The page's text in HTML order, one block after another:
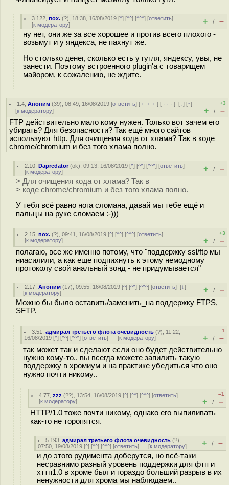
3.122 ,пох. (?), 18:38, 16/08/2019 [^] [^^] [^^^] [ответить]
[к модератору] + / –
ну нет, они же за все хорошее и против всего плохого -
возьмут и у яндекса, не пахнут же.
Но столько денег, сколько есть у гугля, яндексу, увы, не
занести. Поэтому встроенного plugin'а с товарищем
майором, к сожалению, не ждите.
1.4 ,Аноним (39), 08:49, 16/08/2019 [ответить] [ ﹢﹢﹢] [ · · ·][↓] [↑]
[к модератору]
+3
+ / –
FTP действительно мало кому нужен. Только вот зачем его
убирать? Для безопасности? Так ещё много сайтов
используют http. Для очищения кода от хлама? Так в коде
chrome/chromium и без того хлама полно.
2.10 ,Dapredator(ok), 09:13, 16/08/2019 [^] [^^] [^^^] [ответить]
[к модератору] + / –
> Для очищения кода от хлама? Так в
> коде chrome/chromium и без того хлама полно.
У тебя всё равно нога сломана, давай мы тебе ещё и
пальцы на руке сломаем :-)))
2.15 ,пох. (?), 09:41, 16/08/2019 [^] [^^] [^^^] [ответить]
[к модератору]
+3
+ / –
полагаю, все же именно потому, что "поддержку ssl/ftp мы
ниасилили, а как еще подпихнуть к этому немодному
протоколу свой анальный зонд - не придумывается"
2.17 ,Аноним (17), 09:55, 16/08/2019 [^] [^^] [^^^] [ответить][↓]
[к модератору] + / –
Можно бы было оставить/заменить_на поддержку FTPS,
SFTP.
3.51 ,адмирал третьего флота очевидность (?), 11:22,
16/08/2019 [^] [^^] [^^^] [ответить] [к модератору]
–1
+ / –
так может так и сделают если оно будет действительно
нужно кому-то.. вы всегда можете запилить такую
поддержку в хромиум и на практике убедиться что оно
нужно почти никому..
4.77 ,zzz (??), 13:54, 16/08/2019 [^] [^^] [^^^] [ответить]
[к модератору]
–1
+ / –
HTTP/1.0 тоже почти никому, однако его выпиливать
как-то не торопятся.
5.193 ,адмирал третьего флота очевидность (?),
07:50, 19/08/2019 [^] [^^] [^^^] [ответить] [к модератору] + / –
и до этого рудимента доберутся, но всё-таки
несравнимо разный уровень поддержки для фтп и
хттп1.0 в хроме был и гораздо больший разрыв в их
ненужности для хрома мы наблюдаем..